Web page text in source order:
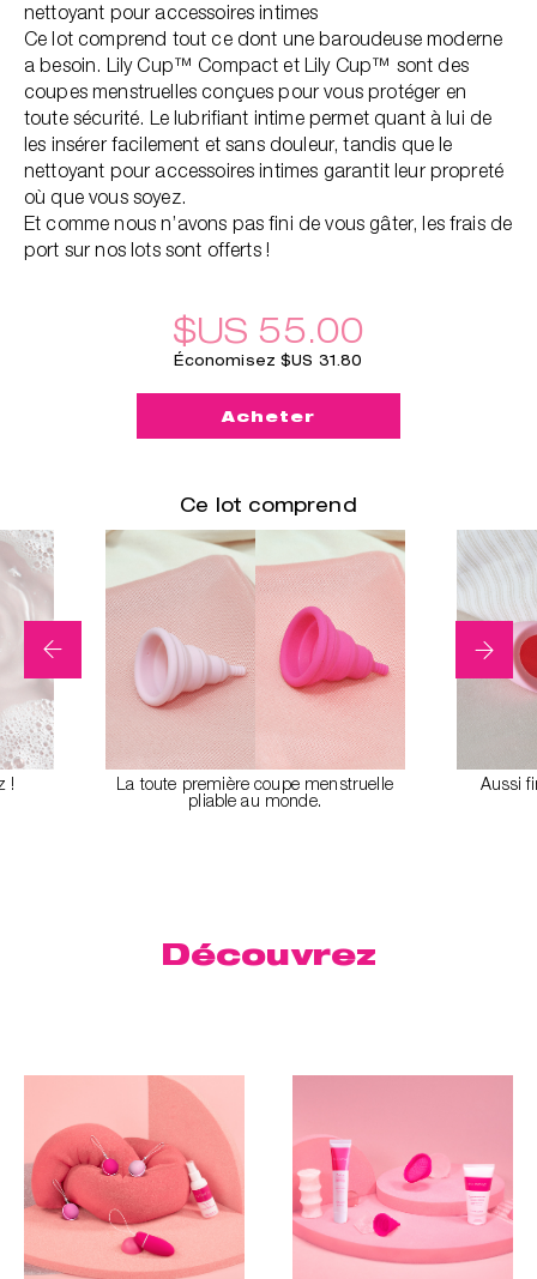
nettoyant pour accessoires intimes
Ce lot comprend tout ce dont une baroudeuse moderne
a besoin. Lily Cup™ Compact et Lily Cup™ sont des
coupes menstruelles conçues pour vous protéger en
toute sécurité. Le lubrifiant intime permet quant à lui de
les insérer facilement et sans douleur, ​tandis que le
nettoyant pour accessoires intimes garantit leur propreté
où que vous soyez.
Et comme nous n’avons pas fini de vous gâter, les frais de
port sur nos lots sont offerts !
$US 55.00
Économisez $US 31.80
Acheter
Ce lot comprend
!
La toute première coupe menstruelle
pliable au monde.
Aussi
Découvrez